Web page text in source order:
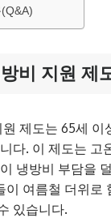
비 지원 제
제도는 65세 이
다. 이 제도는 고
냉방비 부담을
이 여름철 더위로
있습니다.